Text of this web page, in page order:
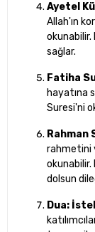
Ayetel
Allah'ın
sağlar.
Fatiha
hayatına
Suresi'ni
Rahman
rahmetini
okunabilir.
dolsun
Dua: